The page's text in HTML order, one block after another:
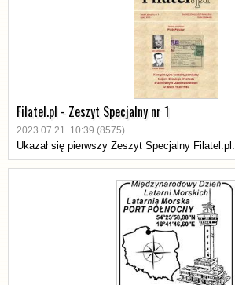
Filatel.pl - Zeszyt Specjalny nr 1
2023.07.21. 10:39 (8575)
Ukazał się pierwszy Zeszyt Specjalny Filatel.pl.